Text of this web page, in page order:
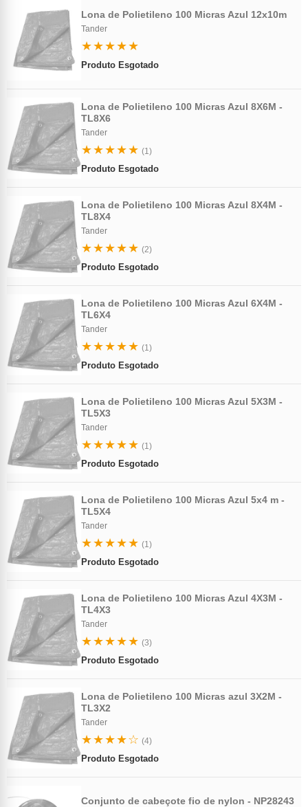
Lona de Polietileno 100 Micras Azul 12x10m
Tander
★★★★★
Produto Esgotado
Lona de Polietileno 100 Micras Azul 8X6M -
TL8X6
Tander
★★★★★ (1)
Produto Esgotado
Lona de Polietileno 100 Micras Azul 8X4M -
TL8X4
Tander
★★★★★ (2)
Produto Esgotado
Lona de Polietileno 100 Micras Azul 6X4M -
TL6X4
Tander
★★★★★ (1)
Produto Esgotado
Lona de Polietileno 100 Micras Azul 5X3M -
TL5X3
Tander
★★★★★ (1)
Produto Esgotado
Lona de Polietileno 100 Micras Azul 5x4 m -
TL5X4
Tander
★★★★★ (1)
Produto Esgotado
Lona de Polietileno 100 Micras Azul 4X3M -
TL4X3
Tander
★★★★★ (3)
Produto Esgotado
Lona de Polietileno 100 Micras azul 3X2M -
TL3X2
Tander
★★★★☆ (4)
Produto Esgotado
Conjunto de cabeçote fio de nylon - NP28243